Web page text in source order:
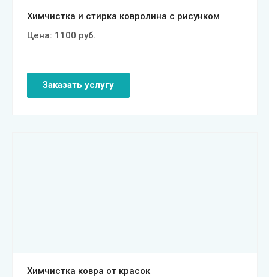
Химчистка и стирка ковролина с рисунком
Цена: 1100 руб.
Заказать услугу
Химчистка ковра от красок